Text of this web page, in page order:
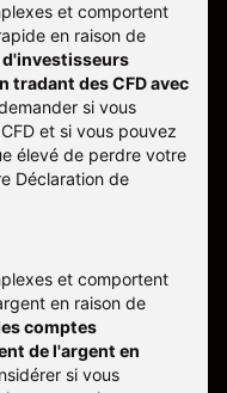
et comportent
en raison de
d'investisseurs
tradant des CFD avec
si vous
et si vous pouvez
élevé de perdre votre
Déclaration de
et comportent
en raison de
comptes
de l'argent en
si vous